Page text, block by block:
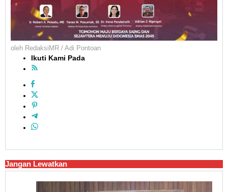
oleh RedaksiMR / Adi Pontoan
Ikuti Kami Pada
Jangan Lewatkan